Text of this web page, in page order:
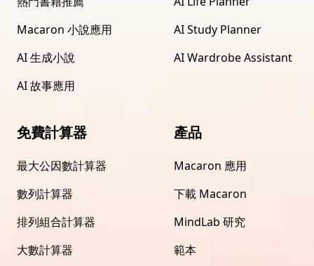
Macaron 小說應用
AI 生成小說
AI 故事應用
AI Study Planner
AI Wardrobe Assistant
免費計算器
最大公因數計算器
數列計算器
排列組合計算器
大數計算器
產品
Macaron 應用
下載 Macaron
MindLab 研究
範本